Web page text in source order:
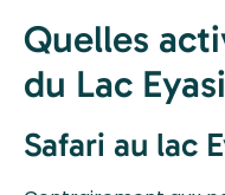
Quelles
du Lac
Safari au lac